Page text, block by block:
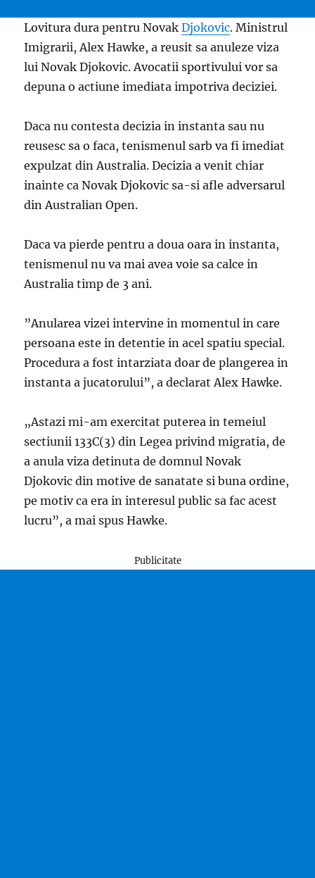
Lovitura dura pentru NovakDjokovic. Ministrul
Imigrarii, Alex Hawke, a reusit sa anuleze viza
lui Novak Djokovic. Avocatii sportivului vor sa
depuna o actiune imediata impotriva deciziei.
Daca nu contesta decizia in instanta sau nu
reusesc sa o faca, tenismenul sarb va fi imediat
expulzat din Australia. Decizia a venit chiar
inainte ca Novak Djokovic sa-si afle adversarul
din Australian Open.
Daca va pierde pentru a doua oara in instanta,
tenismenul nu va mai avea voie sa calce in
Australia timp de 3 ani.
”Anularea vizei intervine in momentul in care
persoana este in detentie in acel spatiu special.
Procedura a fost intarziata doar de plangerea in
instanta a jucatorului”, a declarat Alex Hawke.
„Astazi mi-am exercitat puterea in temeiul
sectiunii 133C(3) din Legea privind migratia, de
a anula viza detinuta de domnul Novak
Djokovic din motive de sanatate si buna ordine,
pe motiv ca era in interesul public sa fac acest
lucru”, a mai spus Hawke.
Publicitate